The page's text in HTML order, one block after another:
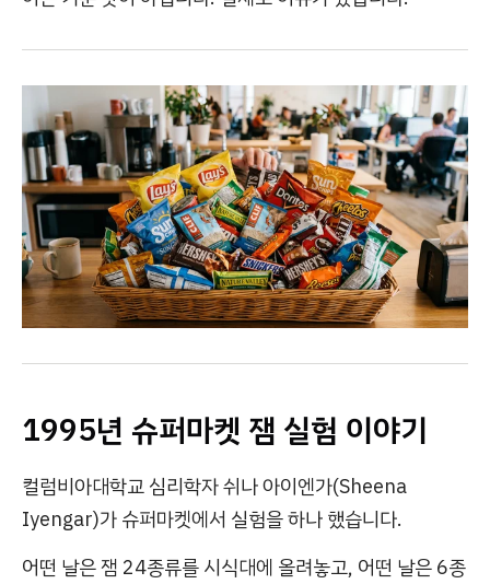
1995년 슈퍼마켓 잼 실험 이야기
컬럼비아대학교 심리학자 쉬나 아이엔가(Sheena
Iyengar)가 슈퍼마켓에서 실험을 하나 했습니다.
어떤 날은 잼 24종류를 시식대에 올려놓고, 어떤 날은 6종